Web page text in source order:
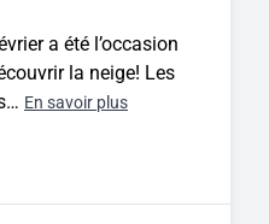
a été l’occasion
la neige! Les
En savoir plus